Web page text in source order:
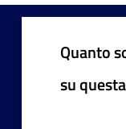
Quanto
su